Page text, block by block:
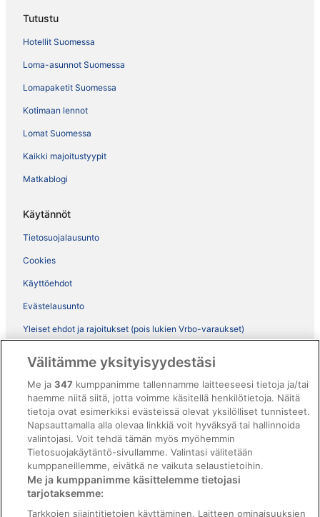
Tutustu
Hotellit Suomessa
Loma-asunnot Suomessa
Lomapaketit Suomessa
Kotimaan lennot
Lomat Suomessa
Kaikki majoitustyypit
Matkablogi
Käytännöt
Tietosuojalausunto
Cookies
Käyttöehdot
Evästelausunto
Yleiset ehdot ja rajoitukset (pois lukien Vrbo-varaukset)
ebookers BONUS+ -ohjelman ehdot
Oikeudelliset tiedot / ota meihin yhteyttä
Sisältövaatimukset ja ilmoituksen tekeminen sisällöstä
Tuki
Ota yhteyttä
Välitämme yksityisyydestäsi
Me ja347 kumppanimme tallennamme laitteeseesi tietoja ja/tai
haemme niitä siitä, jotta voimme käsitellä henkilötietoja. Näitä
tietoja ovat esimerkiksi evästeissä olevat yksilölliset tunnisteet.
Napsauttamalla alla olevaa linkkiä voit hyväksyä tai hallinnoida
valintojasi. Voit tehdä tämän myös myöhemmin
Tietosuojakäytäntö-sivullamme. Valintasi välitetään
kumppaneillemme, eivätkä ne vaikuta selaustietoihin.
Me ja kumppanimme käsittelemme tietojasi
tarjotaksemme:
Tarkkojen sijaintitietojen käyttäminen. Laitteen ominaisuuksien